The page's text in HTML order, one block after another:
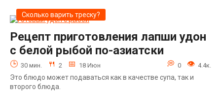
Сколько варить треску?
Рецепт приготовления лапши удон
с белой рыбой по-азиатски
30 мин. 2 18 Июн 0 4.4к.
Это блюдо может подаваться как в качестве супа, так и
второго блюда.